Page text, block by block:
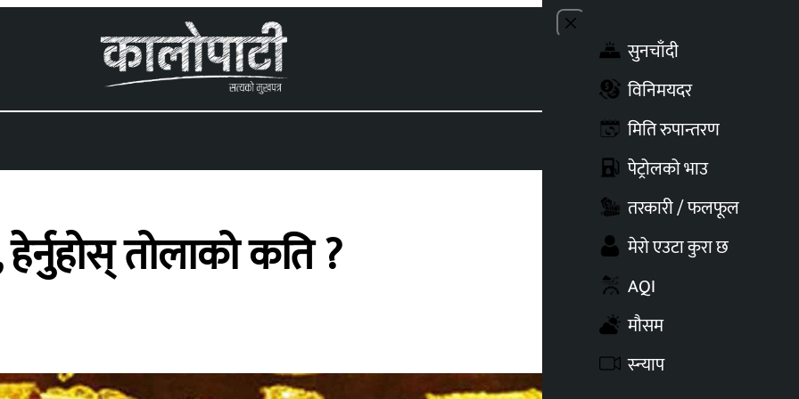
Close menu
सुनचाँदी
विनिमयदर
मिति रुपान्तरण
पेट्रोलको भाउ
तरकारी / फलफूल
मेरो एउटा कुरा छ
AQI
मौसम
स्न्याप
तोलाको कति ?